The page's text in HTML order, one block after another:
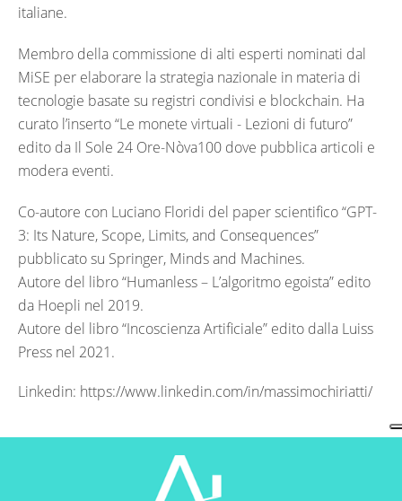
italiane.
Membro della commissione di alti esperti nominati dal
MiSE per elaborare la strategia nazionale in materia di
tecnologie basate su registri condivisi e blockchain. Ha
curato l’inserto “Le monete virtuali - Lezioni di futuro”
edito da Il Sole 24 Ore-Nòva100 dove pubblica articoli e
modera eventi.
Co-autore con Luciano Floridi del paper scientifico “GPT-
3: Its Nature, Scope, Limits, and Consequences”
pubblicato su Springer, Minds and Machines.
Autore del libro “Humanless – L’algoritmo egoista” edito
da Hoepli nel 2019.
Autore del libro “Incoscienza Artificiale” edito dalla Luiss
Press nel 2021.
Linkedin: https://www.linkedin.com/in/massimochiriatti/